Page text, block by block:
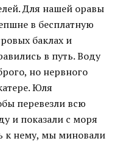
Для нашей оравы
в бесплатную
баклах и
в путь. Воду
но нервного
Юля
перевезли всю
и показали с моря
к нему, мы миновали